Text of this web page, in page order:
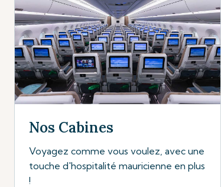
Nos Cabines
Voyagez comme vous voulez, avec une
touche d'hospitalité mauricienne en plus
!